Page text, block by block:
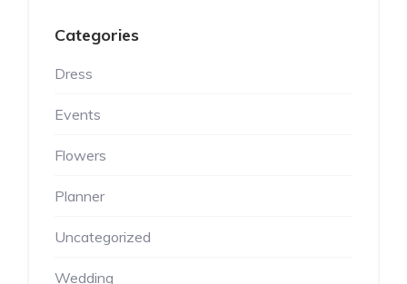
Categories
Dress
Events
Flowers
Planner
Uncategorized
Wedding